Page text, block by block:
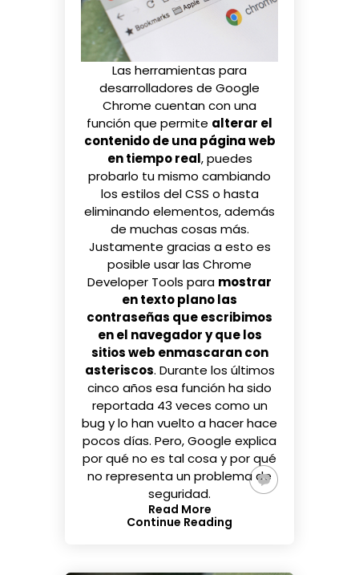
Las herramientas para
desarrolladores de Google
Chrome cuentan con una
función que permite alterar el
contenido de una página web
en tiempo real, puedes
probarlo tu mismo cambiando
los estilos del CSS o hasta
eliminando elementos, además
de muchas cosas más.
Justamente gracias a esto es
posible usar las Chrome
Developer Tools para mostrar
en texto plano las
contraseñas que escribimos
en el navegador y que los
sitios web enmascaran con
asteriscos. Durante los últimos
cinco años esa función ha sido
reportada 43 veces como un
bug y lo han vuelto a hacer hace
pocos días. Pero, Google explica
por qué no es tal cosa y por qué
no representa un problema de
seguridad.
Read More
Continue Reading